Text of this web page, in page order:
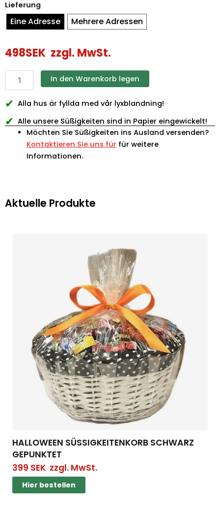
Lieferung
Eine Adresse Mehrere Adressen
498SEK zzgl. MwSt.
In den Warenkorb legen
✔ Alla hus är fyllda med vår lyxblandning!
✔ Alle unsere Süßigkeiten sind in Papier eingewickelt!
Möchten Sie Süßigkeiten ins Ausland versenden?
Kontaktieren Sie uns für für weitere
Informationen.
Aktuelle Produkte
HALLOWEEN SÜSSIGKEITENKORB SCHWARZ G
EPUNKTET
399 SEKzzgl. MwSt.
Hier bestellen